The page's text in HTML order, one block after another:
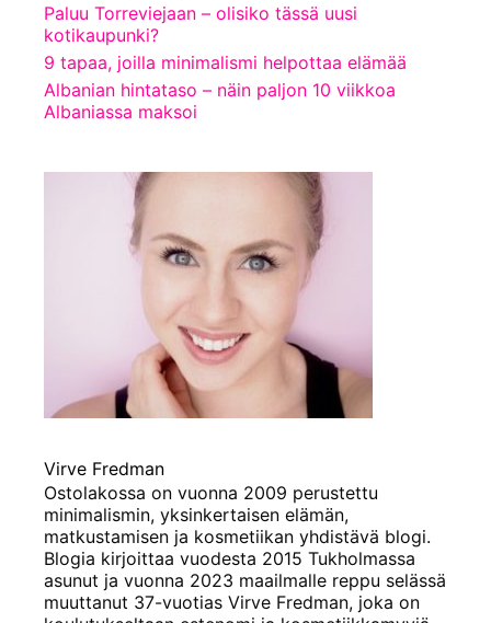
Paluu Torreviejaan – olisiko tässä uusi
kotikaupunki?
9 tapaa, joilla minimalismi helpottaa elämää
Albanian hintataso – näin paljon 10 viikkoa
Albaniassa maksoi
Virve Fredman
Ostolakossa on vuonna 2009 perustettu
minimalismin, yksinkertaisen elämän,
matkustamisen ja kosmetiikan yhdistävä blogi.
Blogia kirjoittaa vuodesta 2015 Tukholmassa
asunut ja vuonna 2023 maailmalle reppu selässä
muuttanut 37-vuotias Virve Fredman, joka on